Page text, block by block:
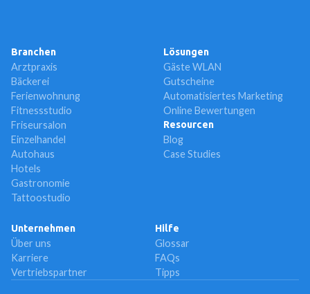
Branchen
Arztpraxis
Bäckerei
Ferienwohnung
Fitnessstudio
Friseursalon
Einzelhandel
Autohaus
Hotels
Gastronomie
Tattoostudio
Lösungen
Gäste WLAN
Gutscheine
Automatisiertes Marketing
Online Bewertungen
Resourcen
Blog
Case Studies
Unternehmen
Über uns
Karriere
Vertriebspartner
Hilfe
Glossar
FAQs
Tipps